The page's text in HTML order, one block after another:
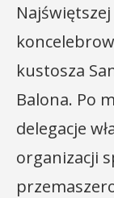
kustosza
Balona. Po
delegacje
organizacji